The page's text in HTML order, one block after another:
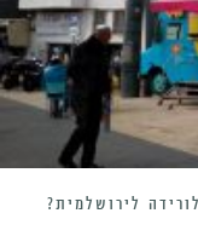
לירושלמית?